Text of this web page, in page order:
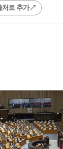
처로 추가